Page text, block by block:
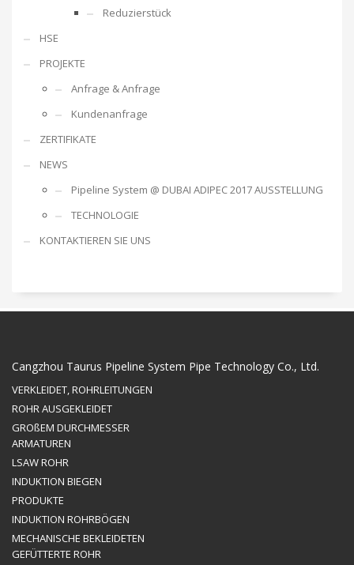
Reduzierstück
HSE
PROJEKTE
Anfrage & Anfrage
Kundenanfrage
ZERTIFIKATE
NEWS
Pipeline System @ DUBAI ADIPEC 2017 AUSSTELLUNG
TECHNOLOGIE
KONTAKTIEREN SIE UNS
Cangzhou Taurus Pipeline System Pipe Technology Co., Ltd.
VERKLEIDET, ROHRLEITUNGEN
ROHR AUSGEKLEIDET
GROßEM DURCHMESSER
ARMATUREN
LSAW ROHR
INDUKTION BIEGEN
PRODUKTE
INDUKTION ROHRBÖGEN
MECHANISCHE BEKLEIDETEN
GEFÜTTERTE ROHR